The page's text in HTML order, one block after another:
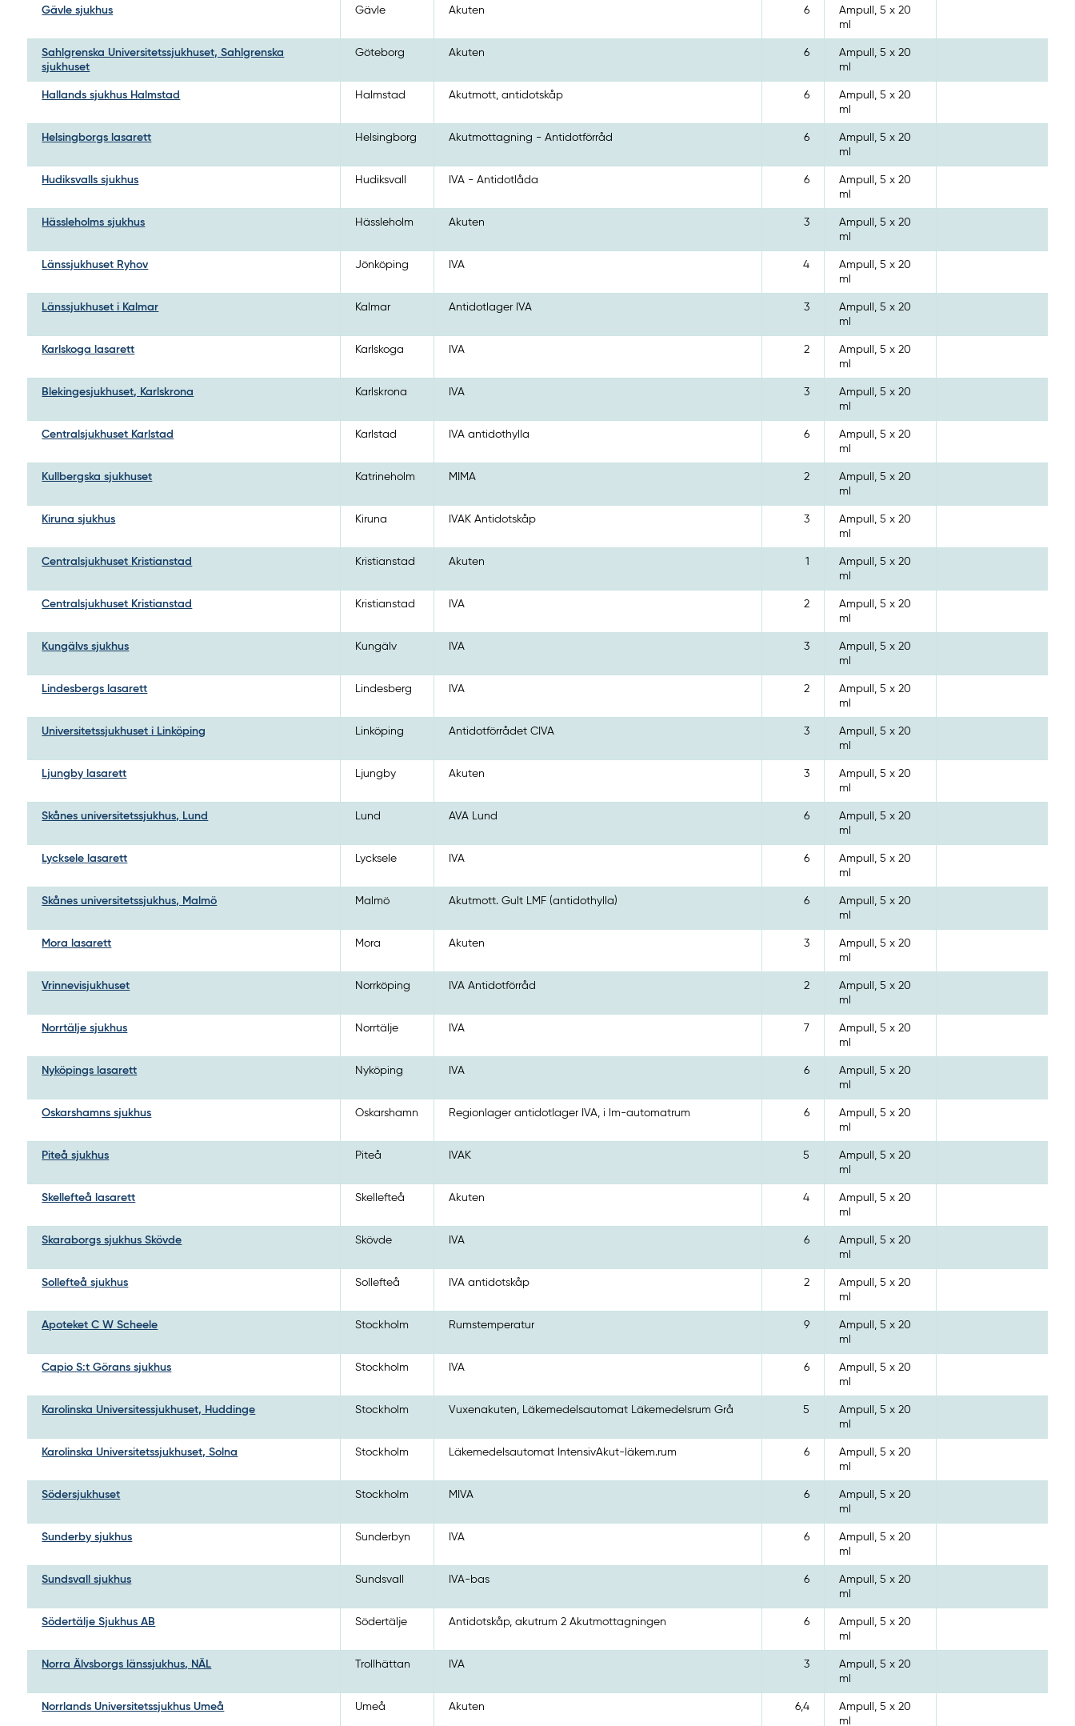
Gävle sjukhus Gävle Akuten 6
Ampull, 5 x 20
ml
Sahlgrenska Universitetssjukhuset, Sahlgrenska
sjukhuset
Göteborg Akuten 6
Ampull, 5 x 20
ml
Hallands sjukhus Halmstad Halmstad Akutmott, antidotskåp 6
Ampull, 5 x 20
ml
Helsingborgs lasarett Helsingborg Akutmottagning - Antidotförråd 6
Ampull, 5 x 20
ml
Hudiksvalls sjukhus Hudiksvall IVA - Antidotlåda 6
Ampull, 5 x 20
ml
Hässleholms sjukhus Hässleholm Akuten 3
Ampull, 5 x 20
ml
Länssjukhuset Ryhov Jönköping IVA 4
Ampull, 5 x 20
ml
Länssjukhuset i Kalmar Kalmar Antidotlager IVA 3
Ampull, 5 x 20
ml
Karlskoga lasarett Karlskoga IVA 2
Ampull, 5 x 20
ml
Blekingesjukhuset, Karlskrona Karlskrona IVA 3
Ampull, 5 x 20
ml
Centralsjukhuset Karlstad Karlstad IVA antidothylla 6
Ampull, 5 x 20
ml
Kullbergska sjukhuset Katrineholm MIMA 2
Ampull, 5 x 20
ml
Kiruna sjukhus Kiruna IVAK Antidotskåp 3
Ampull, 5 x 20
ml
Centralsjukhuset Kristianstad Kristianstad Akuten 1
Ampull, 5 x 20
ml
Centralsjukhuset Kristianstad Kristianstad IVA 2
Ampull, 5 x 20
ml
Kungälvs sjukhus Kungälv IVA 3
Ampull, 5 x 20
ml
Lindesbergs lasarett Lindesberg IVA 2
Ampull, 5 x 20
ml
Universitetssjukhuset i Linköping Linköping Antidotförrådet CIVA 3
Ampull, 5 x 20
ml
Ljungby lasarett Ljungby Akuten 3
Ampull, 5 x 20
ml
Skånes universitetssjukhus, Lund Lund AVA Lund 6
Ampull, 5 x 20
ml
Lycksele lasarett Lycksele IVA 6
Ampull, 5 x 20
ml
Skånes universitetssjukhus, Malmö Malmö Akutmott. Gult LMF (antidothylla) 6
Ampull, 5 x 20
ml
Mora lasarett Mora Akuten 3
Ampull, 5 x 20
ml
Vrinnevisjukhuset Norrköping IVA Antidotförråd 2
Ampull, 5 x 20
ml
Norrtälje sjukhus Norrtälje IVA 7
Ampull, 5 x 20
ml
Nyköpings lasarett Nyköping IVA 6
Ampull, 5 x 20
ml
Oskarshamns sjukhus Oskarshamn Regionlager antidotlager IVA, i lm-automatrum 6
Ampull, 5 x 20
ml
Piteå sjukhus Piteå IVAK 5
Ampull, 5 x 20
ml
Skellefteå lasarett Skellefteå Akuten 4
Ampull, 5 x 20
ml
Skaraborgs sjukhus Skövde Skövde IVA 6
Ampull, 5 x 20
ml
Sollefteå sjukhus Sollefteå IVA antidotskåp 2
Ampull, 5 x 20
ml
Apoteket C W Scheele Stockholm Rumstemperatur 9
Ampull, 5 x 20
ml
Capio S:t Görans sjukhus Stockholm IVA 6
Ampull, 5 x 20
ml
Karolinska Universitessjukhuset, Huddinge Stockholm Vuxenakuten, Läkemedelsautomat Läkemedelsrum Grå 5
Ampull, 5 x 20
ml
Karolinska Universitetssjukhuset, Solna Stockholm Läkemedelsautomat IntensivAkut-läkem.rum 6
Ampull, 5 x 20
ml
Södersjukhuset Stockholm MIVA 6
Ampull, 5 x 20
ml
Sunderby sjukhus Sunderbyn IVA 6
Ampull, 5 x 20
ml
Sundsvall sjukhus Sundsvall IVA-bas 6
Ampull, 5 x 20
ml
Södertälje Sjukhus AB Södertälje Antidotskåp, akutrum 2 Akutmottagningen 6
Ampull, 5 x 20
ml
Norra Älvsborgs länssjukhus, NÄL Trollhättan IVA 3
Ampull, 5 x 20
ml
Norrlands Universitetssjukhus Umeå Umeå Akuten 6,4
Ampull, 5 x 20
ml